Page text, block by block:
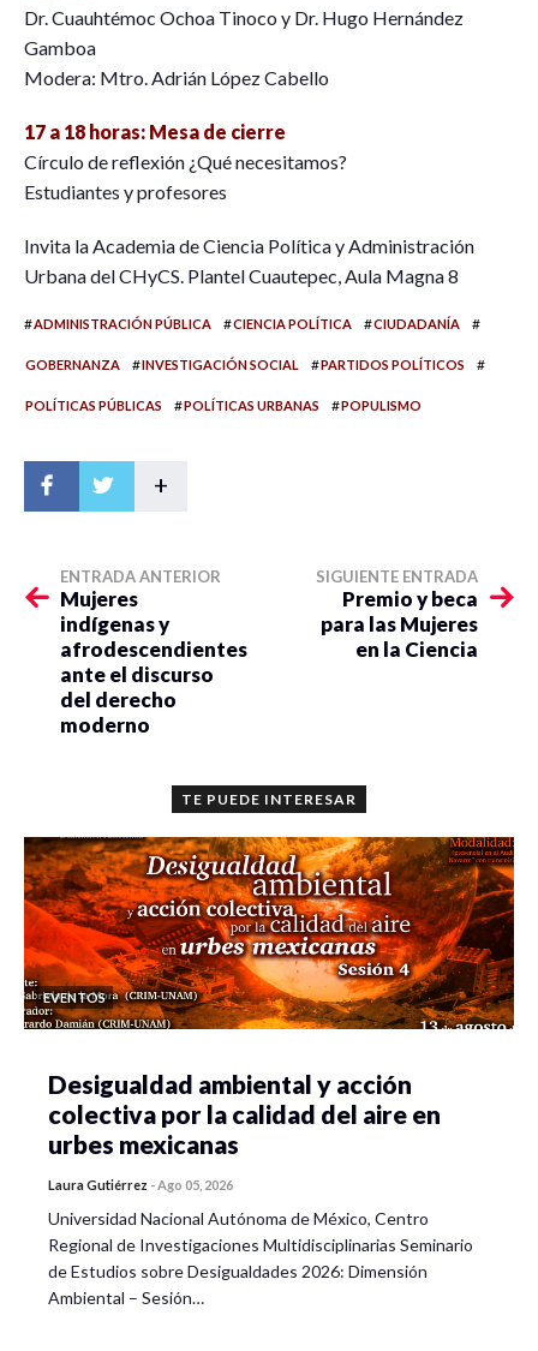
Dr. Cuauhtémoc Ochoa Tinoco y Dr. Hugo Hernández
Gamboa
Modera: Mtro. Adrián López Cabello
17 a 18 horas: Mesa de cierre
Círculo de reflexión ¿Qué necesitamos?
Estudiantes y profesores
Invita la Academia de Ciencia Política y Administración
Urbana del CHyCS. Plantel Cuautepec, Aula Magna 8
#ADMINISTRACIÓN PÚBLICA #CIENCIA POLÍTICA #CIUDADANÍA #
GOBERNANZA #INVESTIGACIÓN SOCIAL #PARTIDOS POLÍTICOS #
POLÍTICAS PÚBLICAS #POLÍTICAS URBANAS #POPULISMO
+
ENTRADA ANTERIOR
Mujeres
indígenas y
afrodescendientes
ante el discurso
del derecho
moderno
SIGUIENTE ENTRADA
Premio y beca
para las Mujeres
en la Ciencia
TE PUEDE INTERESAR
EVENTOS
Desigualdad ambiental y acción
colectiva por la calidad del aire en
urbes mexicanas
Laura Gutiérrez -Ago 05, 2026
Universidad Nacional Autónoma de México, Centro
Regional de Investigaciones Multidisciplinarias Seminario
de Estudios sobre Desigualdades 2026: Dimensión
Ambiental – Sesión…